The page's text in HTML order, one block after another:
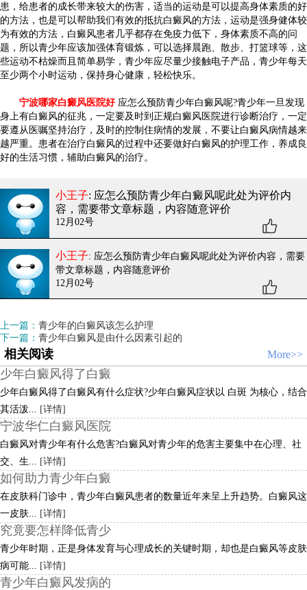
患，给患者的成长带来较大的伤害，适当的运动是可以提高身体素质的好
的方法，也是可以帮助我们有效的抵抗白癜风的方法，运动是强身健体较
为有效的方法，白癜风患者几乎都存在免疫力低下，身体素质不高的问
题，所以青少年应该加强体育锻炼，可以选择晨跑、散步、打篮球等，这
些运动不枯燥而且简单易学，青少年应尽量少接触电子产品，青少年每天
至少两个小时运动，保持身心健康，轻松快乐。
宁波哪家白癜风医院好应怎么预防青少年白癜风呢?青少年一旦发现
身上有白癜风的征兆，一定要及时到正规白癜风医院进行诊断治疗，一定
要遵从医嘱坚持治疗，及时的控制住病情的发展，不要让白癜风病情越来
越严重。患者在治疗白癜风的过程中还要做好白癜风的护理工作，养成良
好的生活习惯，辅助白癜风的治疗。
小王子: 应怎么预防青少年白癜风呢此处为评价内
容，需要带文章标题，内容随意评价
12月02号
小王子: 应怎么预防青少年白癜风呢此处为评价内容，需要
带文章标题，内容随意评价
12月02号
上一篇： 青少年的白癜风该怎么护理
下一篇： 青少年白癜风是由什么因素引起的
相关阅读 More>>
少年白癜风得了白癜
少年白癜风得了白癜风有什么症状?少年白癜风症状以 白斑 为核心，结合
其活泼... [详情]
宁波华仁白癜风医院
白癜风对青少年有什么危害?白癜风对青少年的危害主要集中在心理、社
交、生... [详情]
如何助力青少年白癜
在皮肤科门诊中，青少年白癜风患者的数量近年来呈上升趋势。白癜风这
一皮肤... [详情]
究竟要怎样降低青少
青少年时期，正是身体发育与心理成长的关键时期，却也是白癜风等皮肤
病可能... [详情]
青少年白癜风发病的